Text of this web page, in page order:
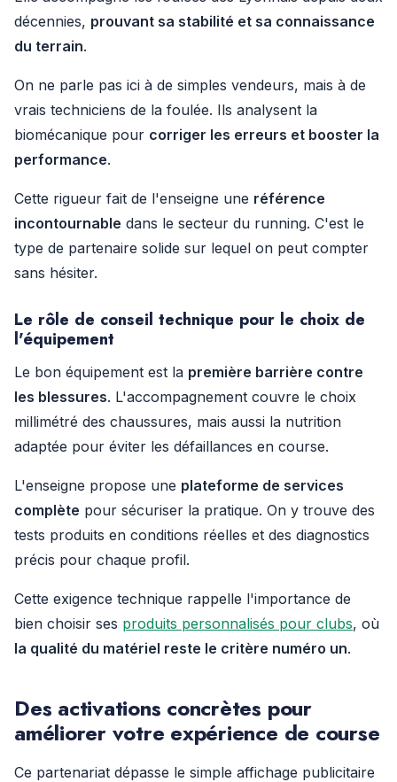
décennies, prouvant sa stabilité et sa connaissance
du terrain.
On ne parle pas ici à de simples vendeurs, mais à de
vrais techniciens de la foulée. Ils analysent la
biomécanique pour corriger les erreurs et booster la
performance.
Cette rigueur fait de l'enseigne une référence
incontournable dans le secteur du running. C'est le
type de partenaire solide sur lequel on peut compter
sans hésiter.
Le rôle de conseil technique pour le choix de
l'équipement
Le bon équipement est la première barrière contre
les blessures. L'accompagnement couvre le choix
millimétré des chaussures, mais aussi la nutrition
adaptée pour éviter les défaillances en course.
L'enseigne propose une plateforme de services
complète pour sécuriser la pratique. On y trouve des
tests produits en conditions réelles et des diagnostics
précis pour chaque profil.
Cette exigence technique rappelle l'importance de
bien choisir ses produits personnalisés pour clubs, où
la qualité du matériel reste le critère numéro un.
Des activations concrètes pour
améliorer votre expérience de course
Ce partenariat dépasse le simple affichage publicitaire